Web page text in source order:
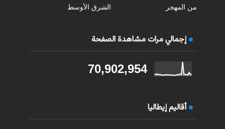
من المهجر الشرق الأوسط
إجمالي مرات مشاهدة الصفحة
70,902,954
أقاليم إيطاليا